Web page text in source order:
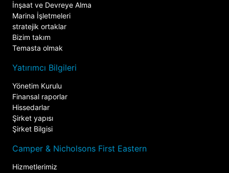
İnşaat ve Devreye Alma
Marina İşletmeleri
stratejik ortaklar
Bizim takım
Temasta olmak
Yatırımcı Bilgileri
Yönetim Kurulu
Finansal raporlar
Hissedarlar
Şirket yapısı
Şirket Bilgisi
Camper & Nicholsons First Eastern
Hizmetlerimiz